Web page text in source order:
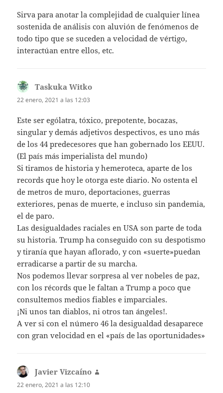
Sirva para anotar la complejidad de cualquier línea
sostenida de análisis con aluvión de fenómenos de
todo tipo que se suceden a velocidad de vértigo,
interactúan entre ellos, etc.
Taskuka Witko
22 enero, 2021 a las 12:03
Este ser ególatra, tóxico, prepotente, bocazas,
singular y demás adjetivos despectivos, es uno más
de los 44 predecesores que han gobernado los EEUU.
(El país más imperialista del mundo)
Si tiramos de historia y hemeroteca, aparte de los
records que hoy le otorga este diario. No ostenta el
de metros de muro, deportaciones, guerras
exteriores, penas de muerte, e incluso sin pandemia,
el de paro.
Las desigualdades raciales en USA son parte de toda
su historia. Trump ha conseguido con su despotismo
y tiranía que hayan aflorado, y con «suerte»puedan
erradicarse a partir de su marcha.
Nos podemos llevar sorpresa al ver nobeles de paz,
con los récords que le faltan a Trump a poco que
consultemos medios fiables e imparciales.
¡Ni unos tan diablos, ni otros tan ángeles!.
A ver si con el número 46 la desigualdad desaparece
con gran velocidad en el «país de las oportunidades»
Javier Vizcaíno
22 enero, 2021 a las 12:10